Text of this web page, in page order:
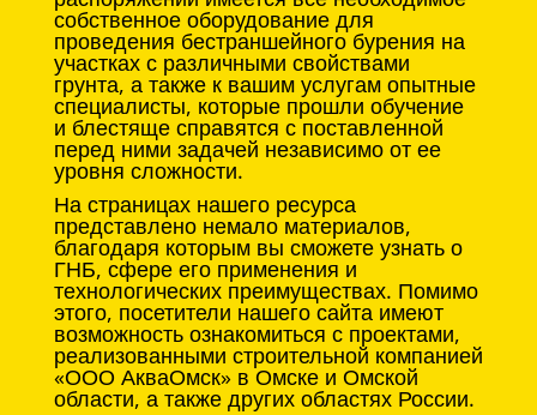
собственное оборудование для
проведения бестраншейного бурения на
участках с различными свойствами
грунта, а также к вашим услугам опытные
специалисты, которые прошли обучение
и блестяще справятся с поставленной
перед ними задачей независимо от ее
уровня сложности.
На страницах нашего ресурса
представлено немало материалов,
благодаря которым вы сможете узнать о
ГНБ, сфере его применения и
технологических преимуществах. Помимо
этого, посетители нашего сайта имеют
возможность ознакомиться с проектами,
реализованными строительной компанией
«ООО АкваОмск» в Омске и Омской
области, а также других областях России.